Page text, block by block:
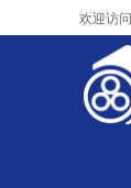
欢迎访问